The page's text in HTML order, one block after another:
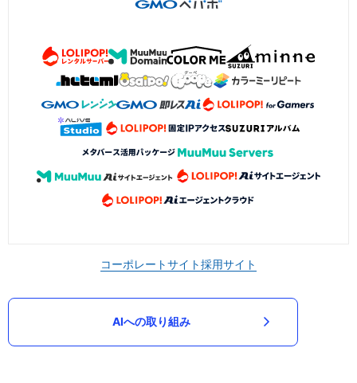
コーポレートサイト採用サイト
AIへの取り組み